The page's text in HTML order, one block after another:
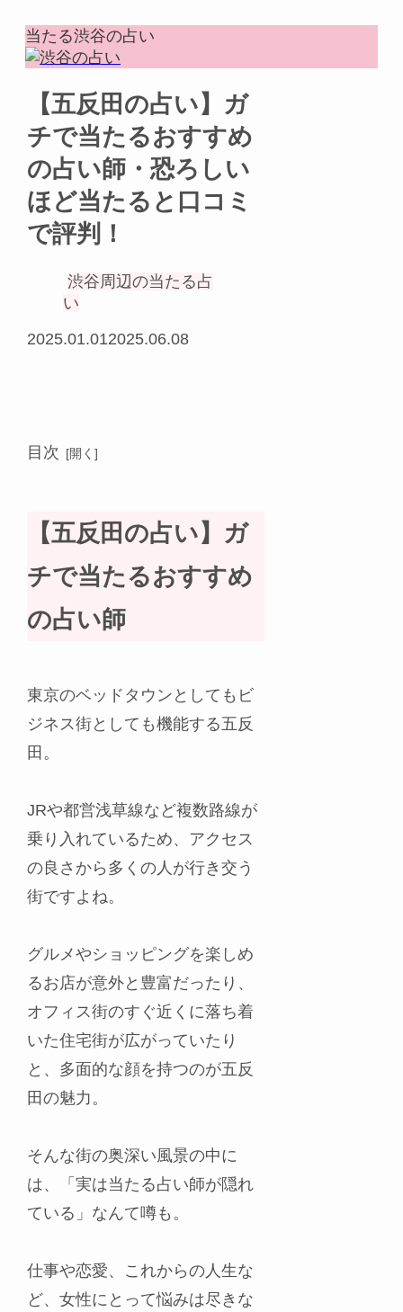
当たる渋谷の占い
【五反田の占い】ガ
チで当たるおすすめ
の占い師・恐ろしい
ほど当たると口コミ
で評判！
渋谷周辺の当たる占
い
2025.01.012025.06.08
目次
【五反田の占い】ガ
チで当たるおすすめ
の占い師
東京のベッドタウンとしてもビ
ジネス街としても機能する五反
田。
JRや都営浅草線など複数路線が
乗り入れているため、アクセス
の良さから多くの人が行き交う
街ですよね。
グルメやショッピングを楽しめ
るお店が意外と豊富だったり、
オフィス街のすぐ近くに落ち着
いた住宅街が広がっていたり
と、多面的な顔を持つのが五反
田の魅力。
そんな街の奥深い風景の中に
は、「実は当たる占い師が隠れ
ている」なんて噂も。
仕事や恋愛、これからの人生な
ど、女性にとって悩みは尽きな